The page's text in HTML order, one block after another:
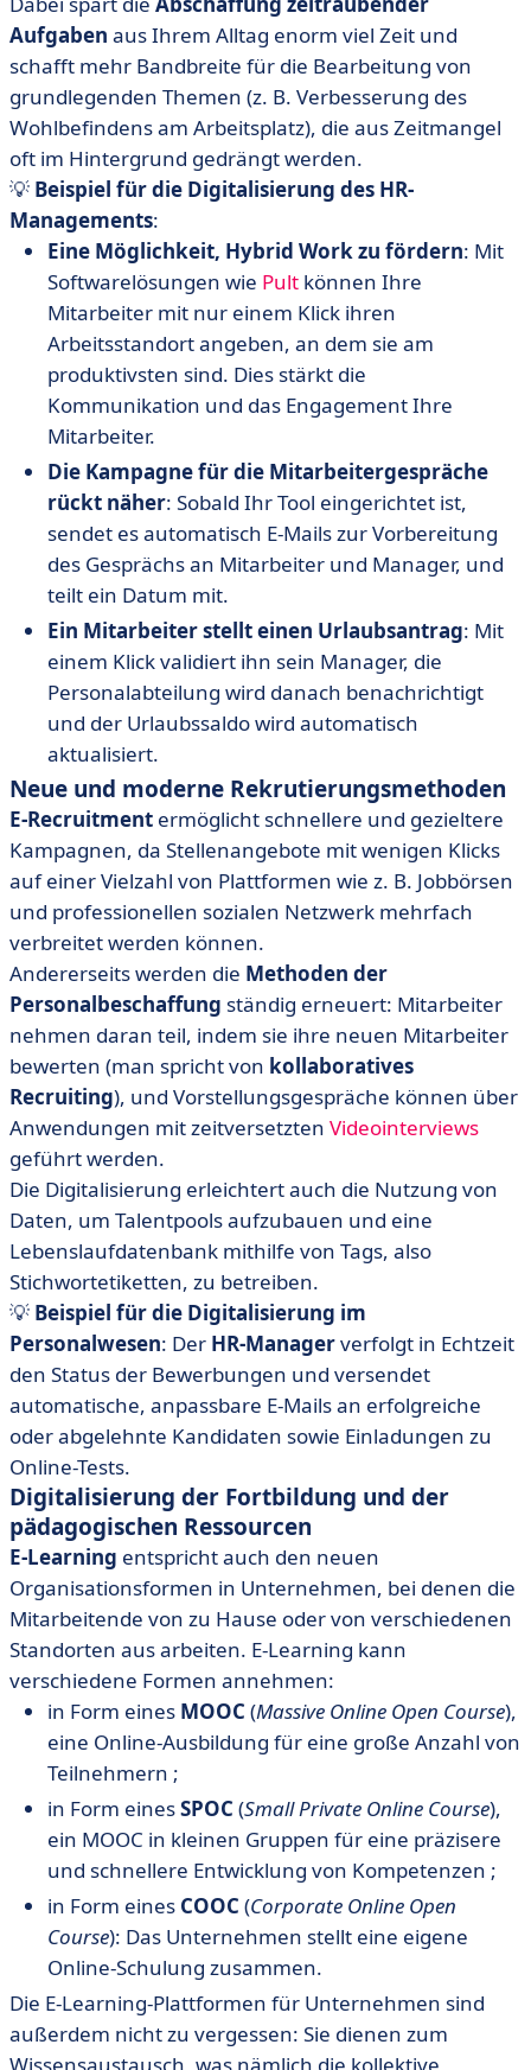
Aufgaben aus Ihrem Alltag enorm viel Zeit und
schafft mehr Bandbreite für die Bearbeitung von
grundlegenden Themen (z. B. Verbesserung des
Wohlbefindens am Arbeitsplatz), die aus Zeitmangel
oft im Hintergrund gedrängt werden.
💡 Beispiel für die Digitalisierung des HR-
Managements:
Eine Möglichkeit, Hybrid Work zu fördern: Mit
Softwarelösungen wie Pult können Ihre
Mitarbeiter mit nur einem Klick ihren
Arbeitsstandort angeben, an dem sie am
produktivsten sind. Dies stärkt die
Kommunikation und das Engagement Ihre
Mitarbeiter.
Die Kampagne für die Mitarbeitergespräche
rückt näher: Sobald Ihr Tool eingerichtet ist,
sendet es automatisch E-Mails zur Vorbereitung
des Gesprächs an Mitarbeiter und Manager, und
teilt ein Datum mit.
Ein Mitarbeiter stellt einen Urlaubsantrag: Mit
einem Klick validiert ihn sein Manager, die
Personalabteilung wird danach benachrichtigt
und der Urlaubssaldo wird automatisch
aktualisiert.
Neue und moderne Rekrutierungsmethoden
E-Recruitment ermöglicht schnellere und gezieltere
Kampagnen, da Stellenangebote mit wenigen Klicks
auf einer Vielzahl von Plattformen wie z. B. Jobbörsen
und professionellen sozialen Netzwerk mehrfach
verbreitet werden können.
Andererseits werden die Methoden der
Personalbeschaffung ständig erneuert: Mitarbeiter
nehmen daran teil, indem sie ihre neuen Mitarbeiter
bewerten (man spricht von kollaboratives
Recruiting), und Vorstellungsgespräche können über
Anwendungen mit zeitversetzten Videointerviews
geführt werden.
Die Digitalisierung erleichtert auch die Nutzung von
Daten, um Talentpools aufzubauen und eine
Lebenslaufdatenbank mithilfe von Tags, also
Stichwortetiketten, zu betreiben.
💡 Beispiel für die Digitalisierung im
Personalwesen: Der HR-Managerverfolgt in Echtzeit
den Status der Bewerbungen und versendet
automatische, anpassbare E-Mails an erfolgreiche
oder abgelehnte Kandidaten sowie Einladungen zu
Online-Tests.
Digitalisierung der Fortbildung und der
pädagogischen Ressourcen
E-Learning entspricht auch den neuen
Organisationsformen in Unternehmen, bei denen die
Mitarbeitende von zu Hause oder von verschiedenen
Standorten aus arbeiten. E-Learning kann
verschiedene Formen annehmen:
in Form eines MOOC (Massive Online Open Course),
eine Online-Ausbildung für eine große Anzahl von
Teilnehmern ;
in Form einesSPOC (Small Private Online Course),
ein MOOC in kleinen Gruppen für eine präzisere
und schnellere Entwicklung von Kompetenzen ;
in Form eines COOC (Corporate Online Open
Course): Das Unternehmen stellt eine eigene
Online-Schulung zusammen.
Die E-Learning-Plattformen für Unternehmen sind
außerdem nicht zu vergessen: Sie dienen zum